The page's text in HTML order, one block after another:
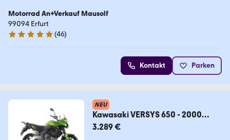
Motorrad An+Verkauf Mausolf
99094 Erfurt
4.9 Sterne
(46)
Kontakt Parken
NEU
Kawasaki VERSYS 650 - 2000
BIKES VOR ORT
3.289 €